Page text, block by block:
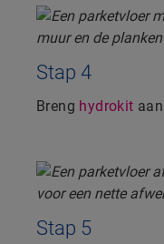
Stap 4
Breng hydrokit
Stap 5